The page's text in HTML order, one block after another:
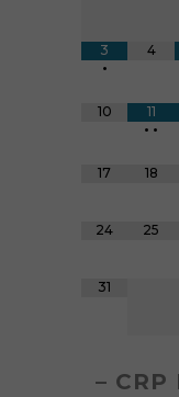
3
•
4
10
11
• •
17 18
24 25
31
– CRP